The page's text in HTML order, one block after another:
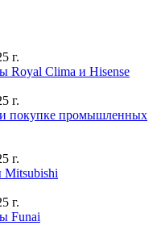
г.
Royal Clima и Hisense
г.
покупке промышленных
г.
Mitsubishi
г.
Funai